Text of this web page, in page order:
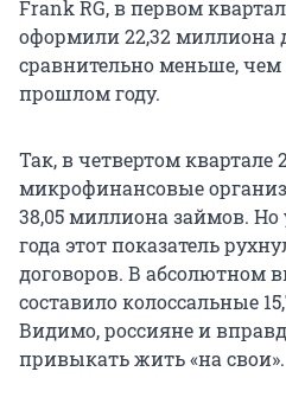
Frank RG, в первом
оформили 22,32 миллиона
сравнительно меньше, чем
прошлом году.
Так, в четвертом квартале
микрофинансовые
38,05 миллионазаймов. Но
года этот показатель
договоров. В абсолютном
составило колоссальные
Видимо, россияне и
привыкать жить «на свои».